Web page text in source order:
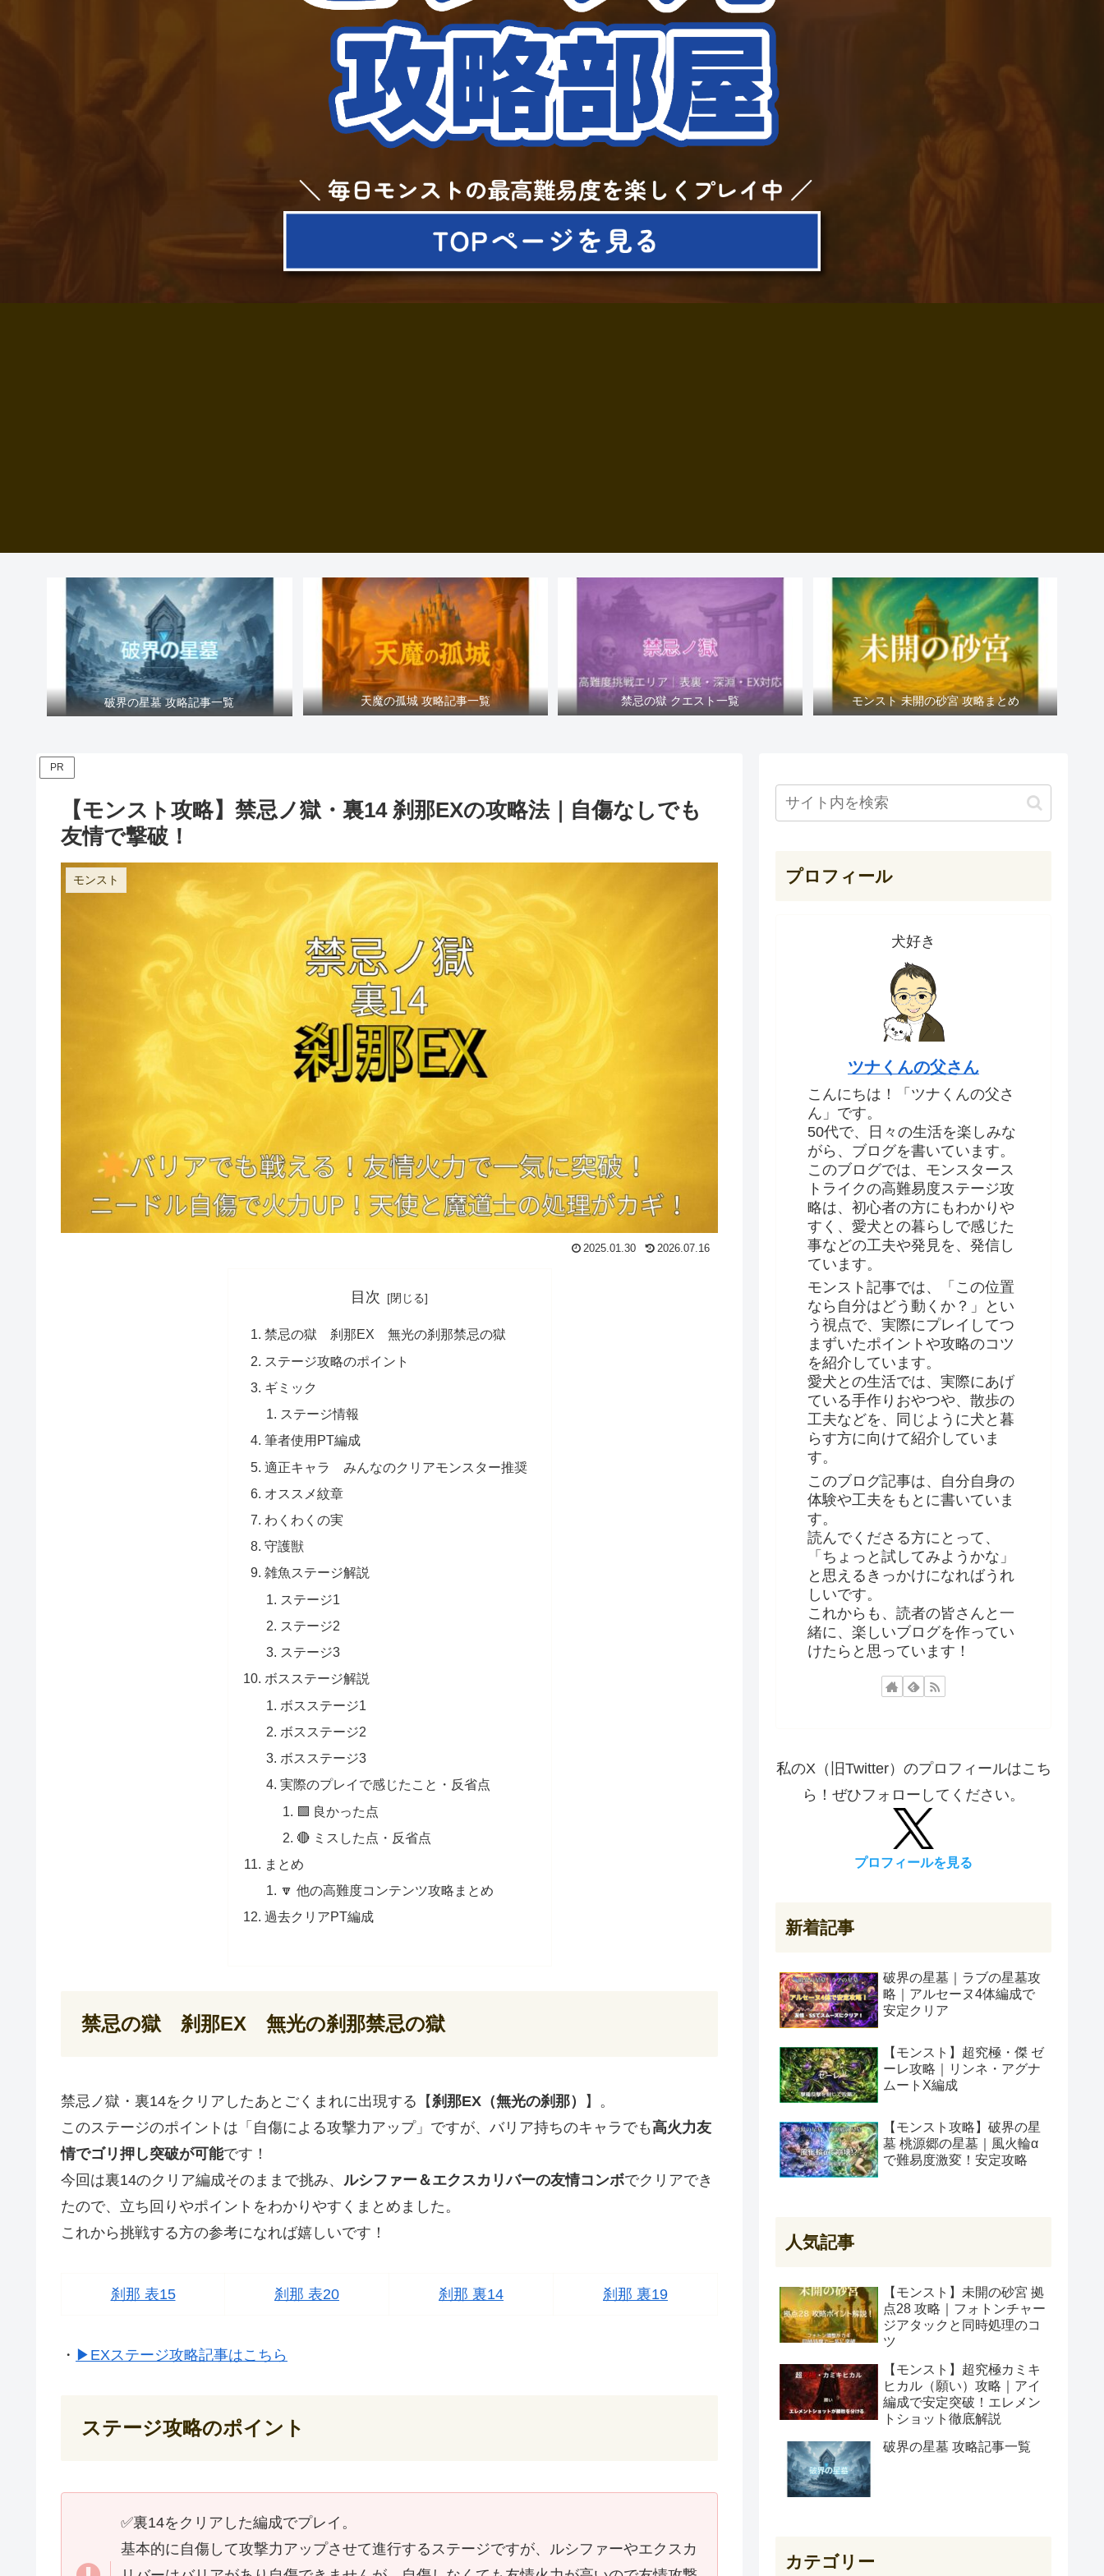
破界の星墓 攻略記事一覧 天魔の孤城 攻略記事一覧 禁忌の獄 クエスト一覧 モンスト 未開の砂宮 攻略まとめ
PR
【モンスト攻略】禁忌ノ獄・裏14 刹那EXの攻略法｜自傷なしでも
友情で撃破！
モンスト
2025.01.30 2026.07.16
目次
禁忌の獄 刹那EX 無光の刹那禁忌の獄
ステージ攻略のポイント
ギミック
ステージ情報
筆者使用PT編成
適正キャラ みんなのクリアモンスター推奨
オススメ紋章
わくわくの実
守護獣
雑魚ステージ解説
ステージ1
ステージ2
ステージ3
ボスステージ解説
ボスステージ1
ボスステージ2
ボスステージ3
実際のプレイで感じたこと・反省点
🟩 良かった点
🔴 ミスした点・反省点
まとめ
🔽 他の高難度コンテンツ攻略まとめ
過去クリアPT編成
禁忌の獄 刹那EX 無光の刹那禁忌の獄
禁忌ノ獄・裏14をクリアしたあとごくまれに出現する【刹那EX（無光の刹那）
】。
このステージのポイントは「自傷による攻撃力アップ」ですが、バリア持ちのキャラでも高火力友
情でゴリ押し突破が可能です！
今回は裏14のクリア編成そのままで挑み、 ルシファー＆エクスカリバーの友情コンボでクリアでき
たので、立ち回りやポイントをわかりやすくまとめました。
これから挑戦する方の参考になれば嬉しいです！
刹那 表15 刹那 表20 刹那 裏14 刹那 裏19
・ ▶EXステージ攻略記事はこちら
ステージ攻略のポイント
✅裏14をクリアした編成でプレイ。
基本的に自傷して攻撃力アップさせて進行するステージですが、ルシファーやエクスカ
プロフィール
犬好き
ツナくんの父さん
こんにちは！「ツナくんの父さ
ん」です。
50代で、日々の生活を楽しみな
がら、ブログを書いています。
このブログでは、モンスタース
トライクの高難易度ステージ攻
略は、初心者の方にもわかりや
すく、愛犬との暮らしで感じた
事などの工夫や発見を、発信し
ています。
モンスト記事では、「この位置
なら自分はどう動くか？」とい
う視点で、実際にプレイしてつ
まずいたポイントや攻略のコツ
を紹介しています。
愛犬との生活では、実際にあげ
ている手作りおやつや、散歩の
工夫などを、同じように犬と暮
らす方に向けて紹介していま
す。
このブログ記事は、自分自身の
体験や工夫をもとに書いていま
す。
読んでくださる方にとって、
「ちょっと試してみようかな」
と思えるきっかけになればうれ
しいです。
これからも、読者の皆さんと一
緒に、楽しいブログを作ってい
けたらと思っています！
私のX（旧Twitter）のプロフィールはこち
ら！ぜひフォローしてください。
プロフィールを見る
新着記事
破界の星墓｜ラブの星墓攻
略｜アルセーヌ4体編成で
安定クリア
【モンスト】超究極・傑 ゼ
ーレ攻略｜リンネ・アグナ
ムートX編成
【モンスト攻略】破界の星
墓 桃源郷の星墓｜風火輪α
で難易度激変！安定攻略
人気記事
【モンスト】未開の砂宮 拠
点28 攻略｜フォトンチャー
ジアタックと同時処理のコ
ツ
【モンスト】超究極カミキ
ヒカル（願い）攻略｜アイ
編成で安定突破！エレメン
トショット徹底解説
破界の星墓 攻略記事一覧
カテゴリー